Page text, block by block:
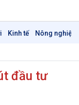
Kinh tế Nông nghiệp
đầu tư